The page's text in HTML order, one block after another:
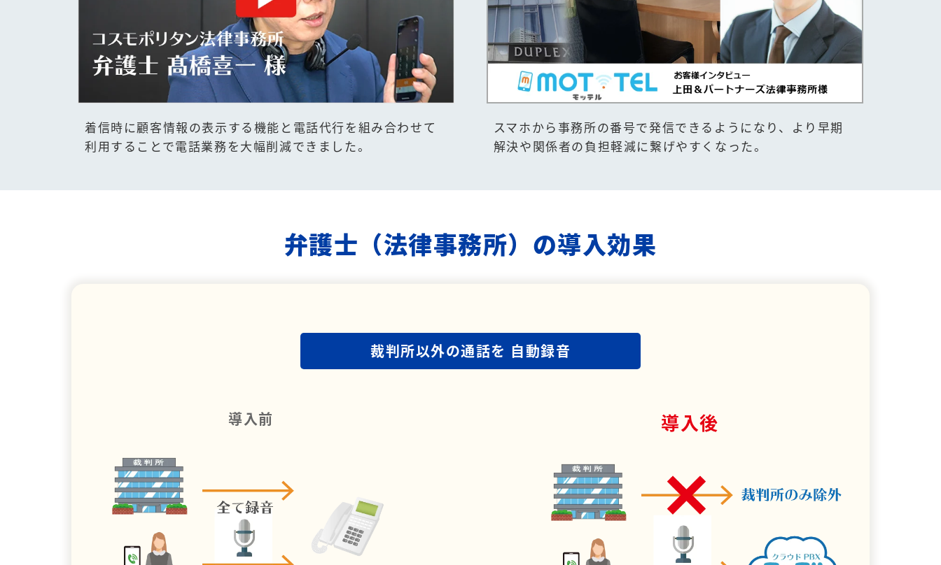
着信時に顧客情報の表示する機能と電話代行を組み合わせて
利用することで電話業務を大幅削減できました。
スマホから事務所の番号で発信できるようになり、より早期
解決や関係者の負担軽減に繋げやすくなった。
弁護士（法律事務所）の導入効果
裁判所以外の通話を 自動録音
導入前 導入後